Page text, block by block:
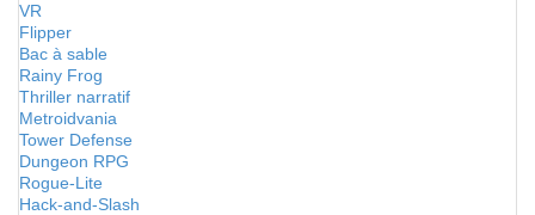
VR
Flipper
Bac à sable
Rainy Frog
Thriller narratif
Metroidvania
Tower Defense
Dungeon RPG
Rogue-Lite
Hack-and-Slash